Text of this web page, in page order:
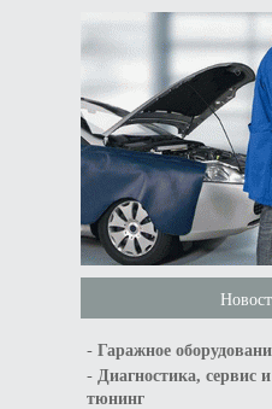
- Гаражное
- Диагностика, сервис
тюнинг